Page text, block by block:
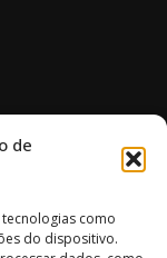
de
como
do dispositivo.